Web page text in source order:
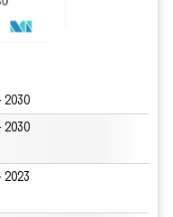
2030
2030
2023